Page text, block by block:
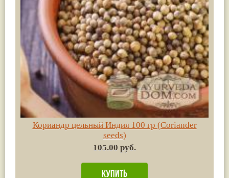
Кориандр цельный Индия 100 гр (Сoriander
seeds)
105.00 руб.